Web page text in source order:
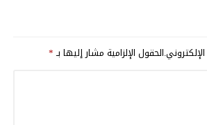
الحقول الإلزامية مشار إليها بـ*